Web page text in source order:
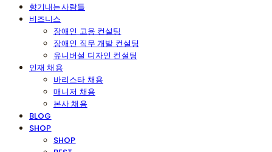
향기내는사람들
비즈니스
장애인 고용 컨설팅
장애인 직무 개발 컨설팅
유니버설 디자인 컨설팅
인재 채용
바리스타 채용
매니저 채용
본사 채용
BLOG
SHOP
SHOP